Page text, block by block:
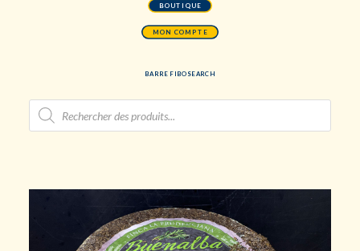
BOUTIQUE
MON COMPTE
BARRE FIBOSEARCH
Recherche
produits